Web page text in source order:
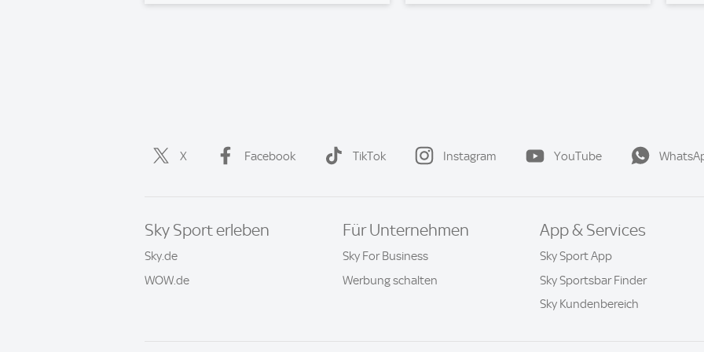
X Facebook TikTok Instagram YouTube
Sky Sport erleben
Sky.de
WOW.de
Für Unternehmen
Sky For Business
Werbung schalten
App & Services
Sky Sport App
Sky Sportsbar Finder
Sky Kundenbereich